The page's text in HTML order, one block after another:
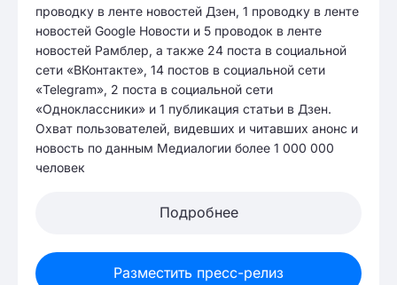
проводку в ленте новостей Дзен, 1 проводку в ленте
новостей Google Новости и 5 проводок в ленте
новостей Рамблер, а также 24 поста в социальной
сети «ВКонтакте», 14 постов в социальной сети
«Telegram», 2 поста в социальной сети
«Одноклассники» и 1 публикация статьи в Дзен.
Охват пользователей, видевших и читавших анонс и
новость по данным Медиалогии более 1 000 000
человек
Подробнее
Разместить пресс-релиз